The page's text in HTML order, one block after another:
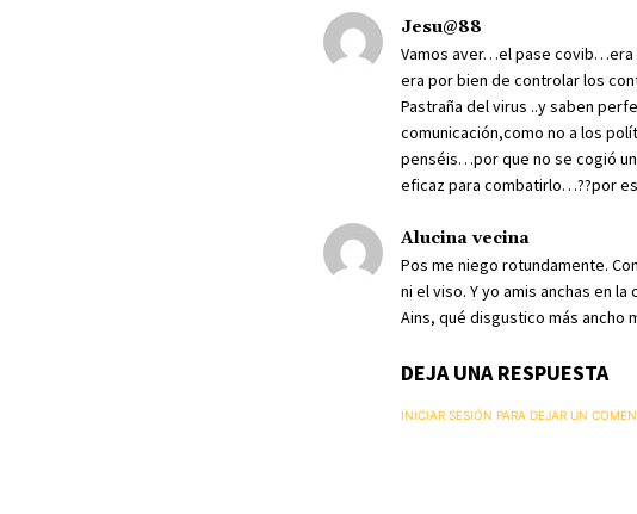
Jesu@88
Vamos aver…el pase covib…era
era por bien de controlar los
Pastraña del virus ..y saben
comunicación,como no a los
penséis…por que no se cogió
eficaz para combatirlo…??por
Alucina vecina
Pos me niego rotundamente.
ni el viso. Y yo amis anchas en
Ains, qué disgustico más ancho
DEJA UNA RESPUESTA
INICIAR SESIÓN PARA DEJAR UN